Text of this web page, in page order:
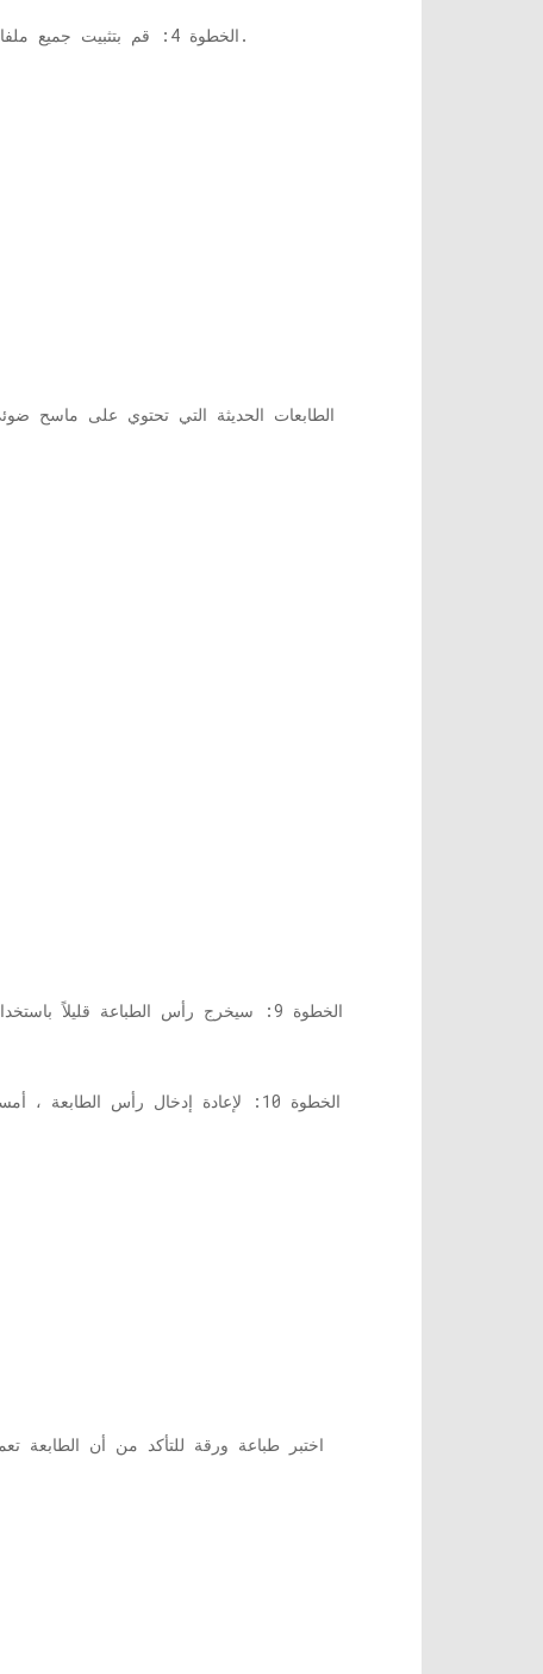
الخطوة 4: قم بتثبيت جميع ملفات واحدًا تلو الآخر ، أغلق الرافعة ، وتأكد من إغلاق كل شيء بشكل صحيح وعدم وجود فتحة فارغة.
الطابعات الحديثة التي تحتوي على ماسح
الخطوة 9: سيخرج رأس الطباعة قليلاً
الخطوة 10: لإعادة إدخال رأس
اختبر طباعة ورقة للتأكد من أن